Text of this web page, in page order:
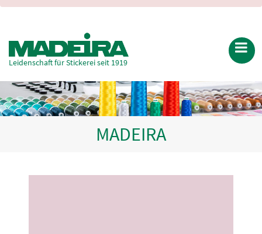
Leidenschaft für Stickerei seit 1919
MADEIRA